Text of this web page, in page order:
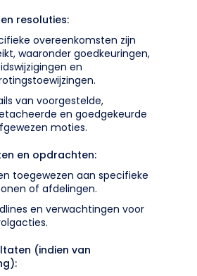
resoluties:
overeenkomsten zijn
waaronder goedkeuringen,
en
van voorgestelde,
en goedgekeurde
moties.
en opdrachten:
toegewezen aan specifieke
of afdelingen.
en verwachtingen voor
(indien van